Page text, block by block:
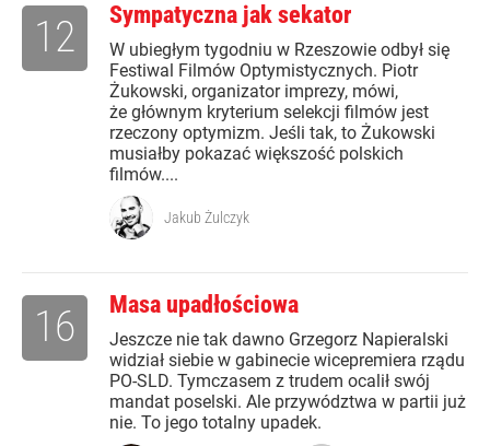
Sympatyczna jak sekator
W ubiegłym tygodniu w Rzeszowie odbył się
Festiwal Filmów Optymistycznych. Piotr
Żukowski, organizator imprezy, mówi,
że głównym kryterium selekcji filmów jest
rzeczony optymizm. Jeśli tak, to Żukowski
musiałby pokazać większość polskich
filmów....
12
Jakub Żulczyk
Masa upadłościowa
Jeszcze nie tak dawno Grzegorz Napieralski
widział siebie w gabinecie wicepremiera rządu
PO-SLD. Tymczasem z trudem ocalił swój
mandat poselski. Ale przywództwa w partii już
nie. To jego totalny upadek.
16